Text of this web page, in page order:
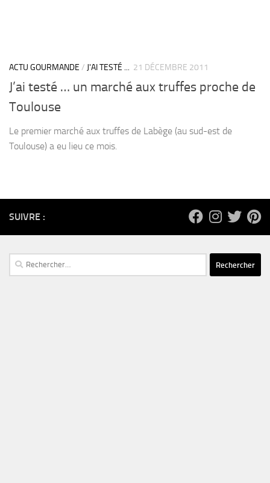
ACTU GOURMANDE / J'AI TESTÉ ... 21 DÉCEMBRE 2011
J’ai testé … un marché aux truffes proche de
Toulouse
Le premier marché aux truffes de Labège (au sud-est de
Toulouse) a eu lieu ce mois.
SUIVRE :
Rechercher :